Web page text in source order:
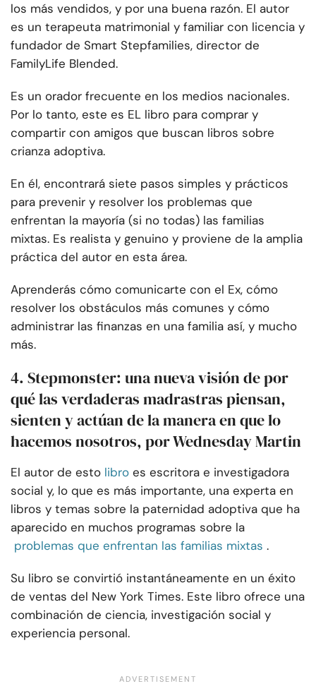
los más vendidos, y por una buena razón. El autor
es un terapeuta matrimonial y familiar con licencia y
fundador de Smart Stepfamilies, director de
FamilyLife Blended.
Es un orador frecuente en los medios nacionales.
Por lo tanto, este es EL libro para comprar y
compartir con amigos que buscan libros sobre
crianza adoptiva.
En él, encontrará siete pasos simples y prácticos
para prevenir y resolver los problemas que
enfrentan la mayoría (si no todas) las familias
mixtas. Es realista y genuino y proviene de la amplia
práctica del autor en esta área.
Aprenderás cómo comunicarte con el Ex, cómo
resolver los obstáculos más comunes y cómo
administrar las finanzas en una familia así, y mucho
más.
4. Stepmonster: una nueva visión de por
qué las verdaderas madrastras piensan,
sienten y actúan de la manera en que lo
hacemos nosotros, por Wednesday Martin
El autor de esto libro es escritora e investigadora
social y, lo que es más importante, una experta en
libros y temas sobre la paternidad adoptiva que ha
aparecido en muchos programas sobre la
problemas que enfrentan las familias mixtas .
Su libro se convirtió instantáneamente en un éxito
de ventas del New York Times. Este libro ofrece una
combinación de ciencia, investigación social y
experiencia personal.